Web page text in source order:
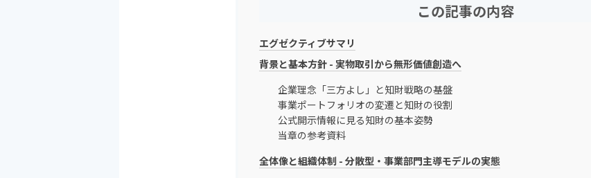
この記事の内容
エグゼクティブサマリ
背景と基本方針 - 実物取引から無形価値創造へ
企業理念「三方よし」と知財戦略の基盤
事業ポートフォリオの変遷と知財の役割
公式開示情報に見る知財の基本姿勢
当章の参考資料
全体像と組織体制 - 分散型・事業部門主導モデルの実態